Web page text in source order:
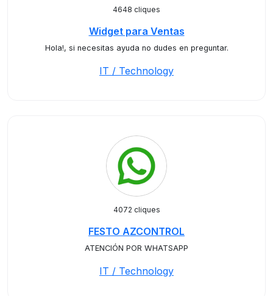
4648 cliques
Widget para Ventas
Hola!, si necesitas ayuda no dudes en preguntar.
IT / Technology
4072 cliques
FESTO AZCONTROL
ATENCIÓN POR WHATSAPP
IT / Technology